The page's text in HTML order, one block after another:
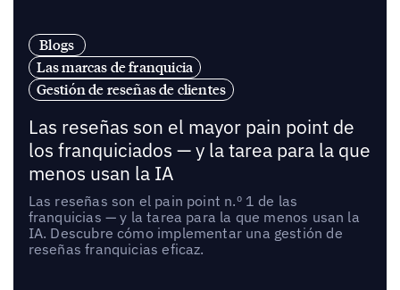
Blogs
Las marcas de franquicia
Gestión de reseñas de clientes
Las reseñas son el mayor pain point de
los franquiciados — y la tarea para la que
menos usan la IA
Las reseñas son el pain point n.º 1 de las
franquicias — y la tarea para la que menos usan la
IA. Descubre cómo implementar una gestión de
reseñas franquicias eficaz.